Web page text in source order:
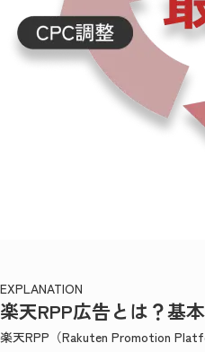
EXPLANATION
楽天RPP広告とは？基
楽天RPP（Rakuten Promotion